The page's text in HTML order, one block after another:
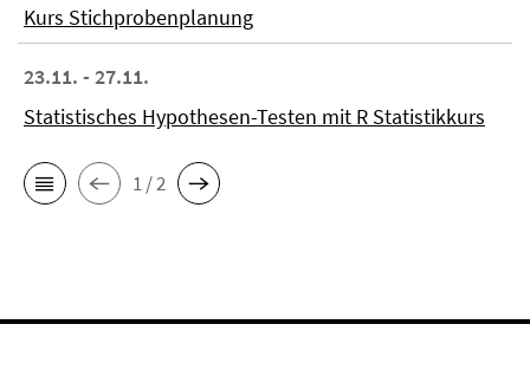
Kurs Stichprobenplanung
23.11. - 27.11.
Statistisches Hypothesen-Testen mit R Statistikkurs
1 / 2